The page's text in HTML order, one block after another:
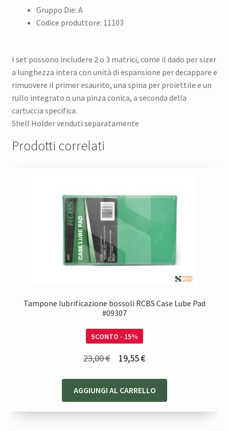
Gruppo Die: A
Codice produttore: 11103
I set possono includere 2 o 3 matrici, come il dado per sizer
a lunghezza intera con unità di espansione per decappare e
rimuovere il primer esaurito, una spina per proiettile e un
rullo integrato o una pinza conica, a seconda della
cartuccia specifica.
Shell Holder venduti separatamente
Prodotti correlati
Tampone lubrificazione bossoli RCBS Case Lube Pad
#09307
SCONTO - 15%
23,00€
originale
era:
19,55€Il
attuale
è:
AGGIUNGI AL CARRELLO